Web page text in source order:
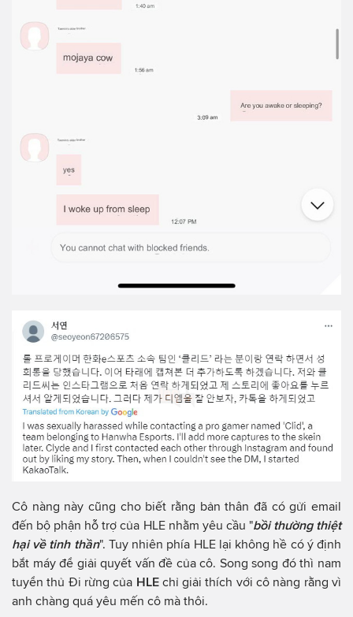
Cô nàng này cũng cho biết rằng bản thân đã có gửi email
đến bộ phận hỗ trợ của HLE nhằm yêu cầu "bồi thường thiệt
hại về tinh thần". Tuy nhiên phía HLE lại không hề có ý định
bắt máy để giải quyết vấn đề của cô. Song song đó thì nam
tuyển thủ Đi rừng của HLE chỉ giải thích với cô nàng rằng vì
anh chàng quá yêu mến cô mà thôi.